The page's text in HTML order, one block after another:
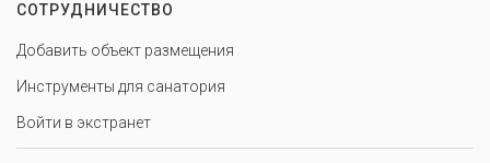
СОТРУДНИЧЕСТВО
Добавить объект размещения
Инструменты для санатория
Войти в экстранет